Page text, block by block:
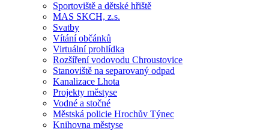
Sportoviště a dětské hřiště
MAS SKCH, z.s.
Svatby
Vítání občánků
Virtuální prohlídka
Rozšíření vodovodu Chroustovice
Stanoviště na separovaný odpad
Kanalizace Lhota
Projekty městyse
Vodné a stočné
Městská policie Hrochův Týnec
Knihovna městyse